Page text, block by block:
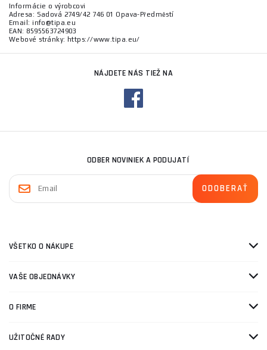
Informácie o výrobcovi
Adresa: Sadová 2749/42 746 01 Opava-Předměstí
Email: info@tipa.eu
EAN: 8595563724903
Webové stránky: https://www.tipa.eu/
NÁJDETE NÁS TIEŽ NA
ODBER NOVINIEK A PODUJATÍ
VŠETKO O NÁKUPE
VAŠE OBJEDNÁVKY
O FIRME
UŽITOČNÉ RADY